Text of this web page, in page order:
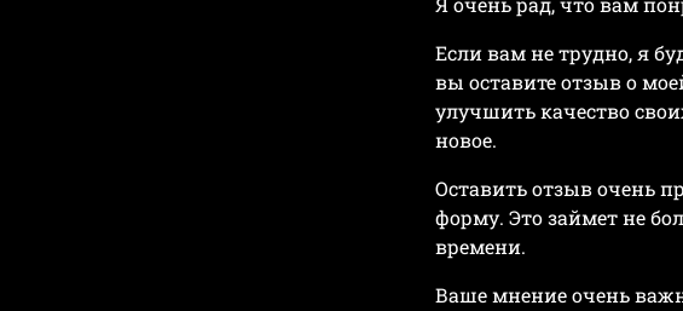
Если вам не трудно, я
вы оставите отзыв о
улучшить качество
новое.
Оставить отзыв очень
форму. Это займет не
времени.
Ваше мнение очень